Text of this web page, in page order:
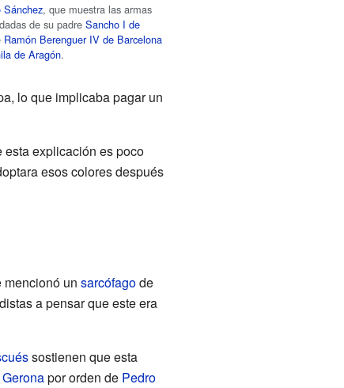
Sánchez, que muestra las armas
de su padreSancho I de
Ramón Berenguer IV de Barcelona
de Aragón.
lo que implicaba pagar un
esta explicación es poco
esos colores después
un sarcófagode
a pensar que este era
sostienen que esta
por orden de Pedro